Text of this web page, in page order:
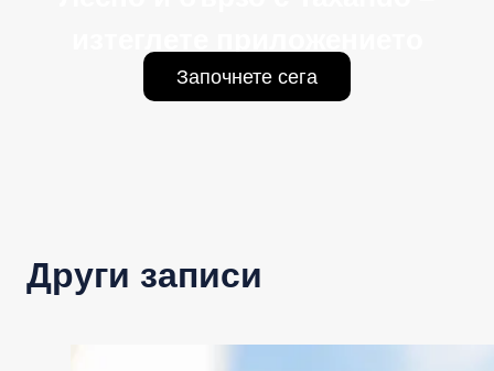
Започнете сега
Други записи